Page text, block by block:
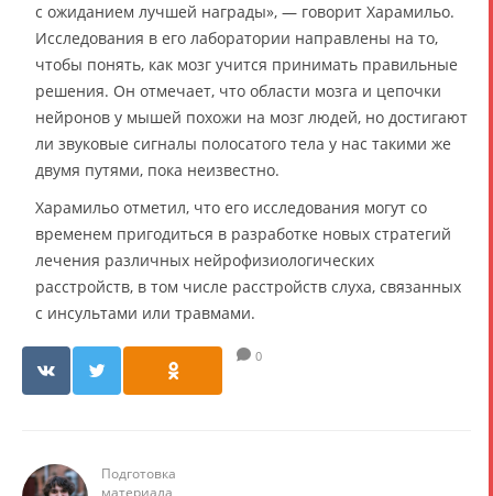
с ожиданием лучшей награды», — говорит Харамильо.
Исследования в его лаборатории направлены на то,
чтобы понять, как мозг учится принимать правильные
решения. Он отмечает, что области мозга и цепочки
нейронов у мышей похожи на мозг людей, но достигают
ли звуковые сигналы полосатого тела у нас такими же
двумя путями, пока неизвестно.
Харамильо отметил, что его исследования могут со
временем пригодиться в разработке новых стратегий
лечения различных нейрофизиологических
расстройств, в том числе расстройств слуха, связанных
с инсультами или травмами.
0
Подготовка